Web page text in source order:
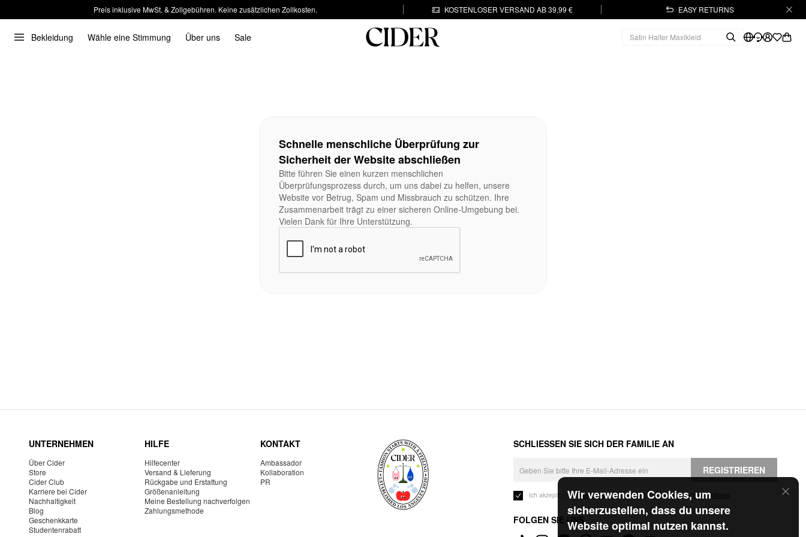
Preis inklusive MwSt. & Zollgebühren. Keine zusätzlichen Zollkosten. KOSTENLOSER VERSAND AB 39,99 € EASY RETURNS
Bekleidung Wähle eine Stimmung Über uns Sale
Wir verwenden Cookies, um
sicherzustellen, dass du unsere
Website optimal nutzen kannst.
Schnelle menschliche Überprüfung zur
Sicherheit der Website abschließen
Bitte führen Sie einen kurzen menschlichen
Überprüfungsprozess durch, um uns dabei zu helfen, unsere
Website vor Betrug, Spam und Missbrauch zu schützen. Ihre
Zusammenarbeit trägt zu einer sicheren Online-Umgebung bei.
Vielen Dank für Ihre Unterstützung.
UNTERNEHMEN
Über Cider
Store
Cider Club
Karriere bei Cider
Nachhaltigkeit
Blog
Geschenkkarte
Studentenrabatt
HILFE
Hilfecenter
Versand & Lieferung
Rückgabe und Erstattung
Größenanleitung
Meine Bestellung nachverfolgen
Zahlungsmethode
KONTAKT
Ambassador
Kollaboration
PR
SCHLIESSEN SIE SICH DER FAMILIE AN
REGISTRIEREN
Ich akzeptiere dieGeschäftsbedingungen und die Datenschutzerklärung
FOLGEN SIE UNS